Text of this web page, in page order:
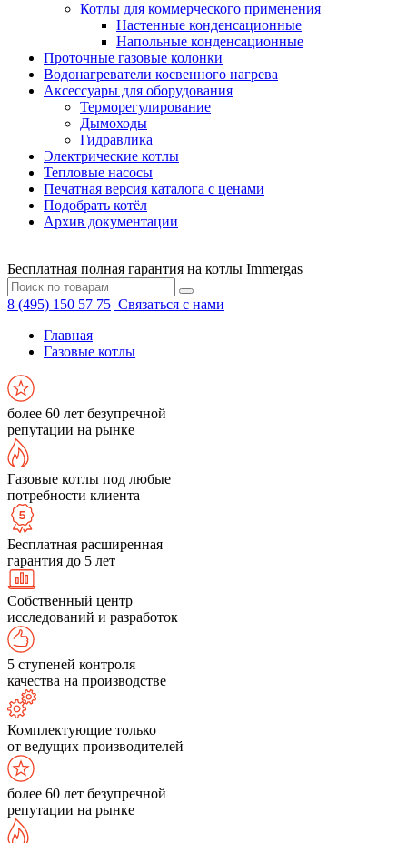
Котлы для коммерческого применения
Настенные конденсационные
Напольные конденсационные
Проточные газовые колонки
Водонагреватели косвенного нагрева
Аксессуары для оборудования
Терморегулирование
Дымоходы
Гидравлика
Электрические котлы
Тепловые насосы
Печатная версия каталога с ценами
Подобрать котёл
Архив документации
Бесплатная полная гарантия на котлы Immergas
8 (495) 150 57 75 Связаться с нами
Главная
Газовые котлы
более 60 лет безупречной
репутации на рынке
Газовые котлы под любые
потребности клиента
Бесплатная расширенная
гарантия до 5 лет
Собственный центр
исследований и разработок
5 ступеней контроля
качества на производстве
Комплектующие только
от ведущих производителей
более 60 лет безупречной
репутации на рынке